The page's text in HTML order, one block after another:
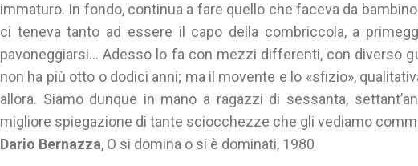
immaturo. In fondo, continua a fare quello che faceva da
ci teneva tanto ad essere il capo della combriccola, a
pavoneggiarsi… Adesso lo fa con mezzi differenti, con diverso
non ha più otto o dodici anni; ma il movente e lo «sfizio»,
allora. Siamo dunque in mano a ragazzi di sessanta,
migliore spiegazione di tante sciocchezze che gli vediamo
Dario Bernazza, O si domina o si è dominati, 1980